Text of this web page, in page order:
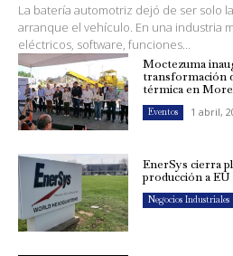
La batería automotriz dejó de ser solo
arranque el vehículo. En una industria
eléctricos, software, funciones...
Moctezuma
transformación
térmica en
Eventos 1 abril,
EnerSys cierra
producción a EU
Negocios Industriales